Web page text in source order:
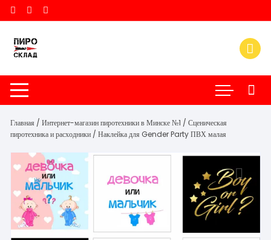
Перейти
к
содержимому
Главная /Интернет-магазин пиротехники в Минске №1 /Сценическая
пиротехника и расходники / Наклейка для Gender Party ПВХ малая